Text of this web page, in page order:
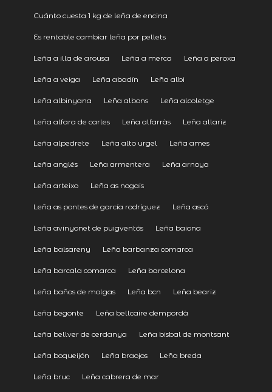
Cuánto cuesta 1 kg de leña de encina
Es rentable cambiar leña por pellets
Leña a illa de arousa Leña a merca Leña a peroxa
Leña a veiga Leña abadín Leña albi
Leña albinyana Leña albons Leña alcoletge
Leña alfara de carles Leña alfarràs Leña allariz
Leña alpedrete Leña alto urgel Leña ames
Leña anglés Leña armentera Leña arnoya
Leña arteixo Leña as nogais
Leña as pontes de garcía rodríguez Leña ascó
Leña avinyonet de puigventós Leña baiona
Leña balsareny Leña barbanza comarca
Leña barcala comarca Leña barcelona
Leña baños de molgas Leña bcn Leña beariz
Leña begonte Leña bellcaire dempordà
Leña bellver de cerdanya Leña bisbal de montsant
Leña boqueijón Leña braojos Leña breda
Leña bruc Leña cabrera de mar